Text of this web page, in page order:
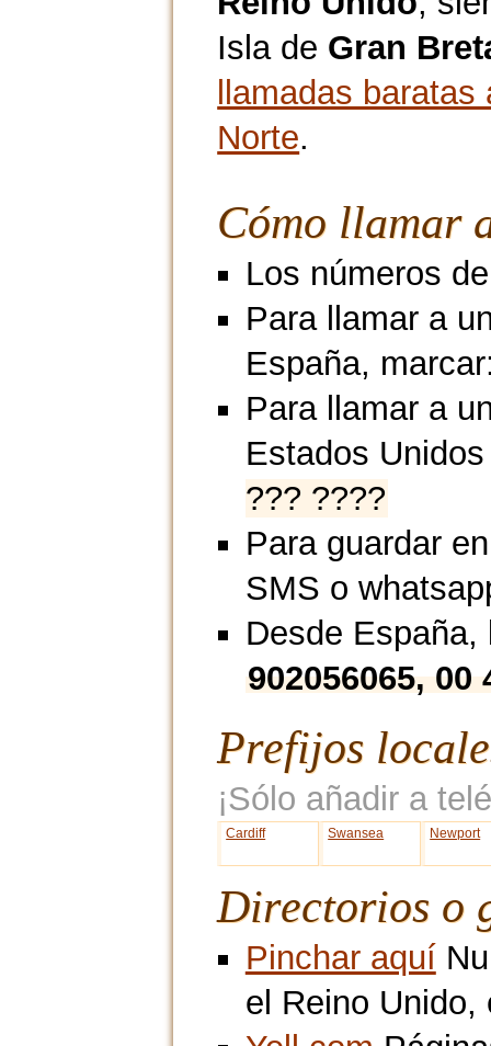
Isla de Gran
llamadas baratas
Norte.
Cómo llamar
Los números
Para llamar a
España,
Para llamar a
Estados
??? ????
Para guardar
SMS o
Desde
902056065,
Prefijos
¡Sólo añadir a
Cardiff Swansea Newport
Directorios o
Pinchar aquí
el Reino Unido,